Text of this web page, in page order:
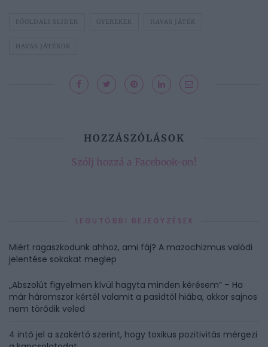
FŐOLDALI SLIDER GYEREKEK HAVAS JÁTÉK
HAVAS JÁTÉKOK
HOZZÁSZÓLÁSOK
Szólj hozzá a Facebook-on!
LEGUTÓBBI BEJEGYZÉSEK
Miért ragaszkodunk ahhoz, ami fáj? A mazochizmus valódi
jelentése sokakat meglep
„Abszolút figyelmen kívül hagyta minden kérésem” – Ha
már háromszor kértél valamit a pasidtól hiába, akkor sajnos
nem törődik veled
4 intő jel a szakértő szerint, hogy toxikus pozitivitás mérgezi